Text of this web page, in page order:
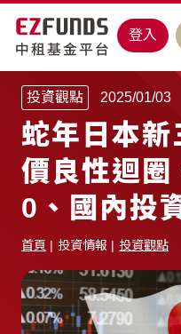
登入
投資觀點 2025/01/03
蛇年日本
價良性迴圈
0、國內投
首頁 投資情報 投資觀點